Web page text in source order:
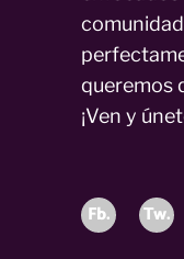
queremos
¡Ven y
Fb. Tw.